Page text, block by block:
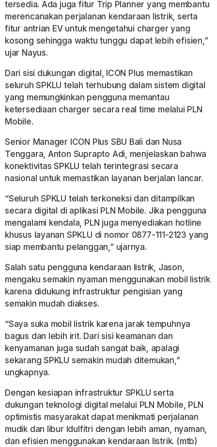
tersedia. Ada juga fitur Trip Planner yang membantu
merencanakan perjalanan kendaraan listrik, serta
fitur antrian EV untuk mengetahui charger yang
kosong sehingga waktu tunggu dapat lebih efisien,”
ujar Nayus.
Dari sisi dukungan digital, ICON Plus memastikan
seluruh SPKLU telah terhubung dalam sistem digital
yang memungkinkan pengguna memantau
ketersediaan charger secara real time melalui PLN
Mobile.
Senior Manager ICON Plus SBU Bali dan Nusa
Tenggara, Anton Suprapto Adi, menjelaskan bahwa
konektivitas SPKLU telah terintegrasi secara
nasional untuk memastikan layanan berjalan lancar.
“Seluruh SPKLU telah terkoneksi dan ditampilkan
secara digital di aplikasi PLN Mobile. Jika pengguna
mengalami kendala, PLN juga menyediakan hotline
khusus layanan SPKLU di nomor 0877-111-2123 yang
siap membantu pelanggan,” ujarnya.
Salah satu pengguna kendaraan listrik, Jason,
mengaku semakin nyaman menggunakan mobil listrik
karena didukung infrastruktur pengisian yang
semakin mudah diakses.
“Saya suka mobil listrik karena jarak tempuhnya
bagus dan lebih irit. Dari sisi keamanan dan
kenyamanan juga sudah sangat baik, apalagi
sekarang SPKLU semakin mudah ditemukan,”
ungkapnya.
Dengan kesiapan infrastruktur SPKLU serta
dukungan teknologi digital melalui PLN Mobile, PLN
optimistis masyarakat dapat menikmati perjalanan
mudik dan libur Idulfitri dengan lebih aman, nyaman,
dan efisien menggunakan kendaraan listrik. (mtb)